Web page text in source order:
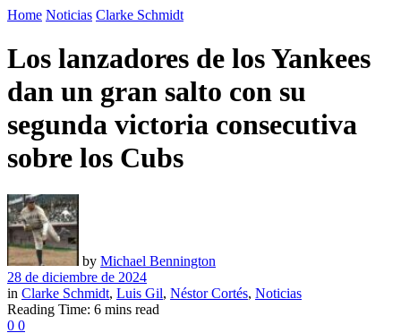
Home Noticias Clarke Schmidt
Los lanzadores de los Yankees
dan un gran salto con su
segunda victoria consecutiva
sobre los Cubs
by Michael Bennington
28 de diciembre de 2024
in Clarke Schmidt, Luis Gil, Néstor Cortés, Noticias
Reading Time: 6 mins read
0 0